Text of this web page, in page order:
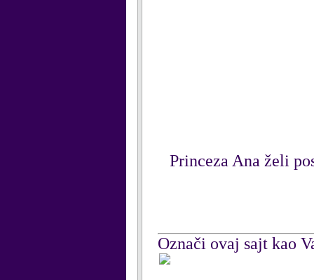
Princeza Ana želi
Označi ovaj sajt kao